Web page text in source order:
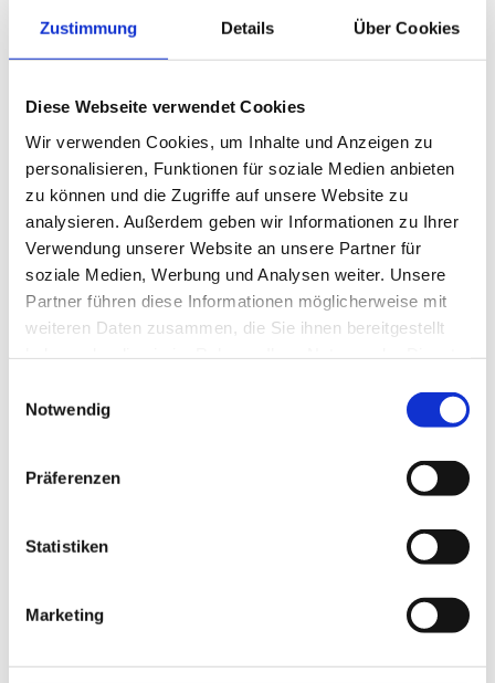
Zustimmung Details Über Cookies
Diese Webseite verwendet Cookies
Wir verwenden Cookies, um Inhalte und Anzeigen zu
personalisieren, Funktionen für soziale Medien anbieten
zu können und die Zugriffe auf unsere Website zu
analysieren. Außerdem geben wir Informationen zu Ihrer
Verwendung unserer Website an unsere Partner für
soziale Medien, Werbung und Analysen weiter. Unsere
Partner führen diese Informationen möglicherweise mit
weiteren Daten zusammen, die Sie ihnen bereitgestellt
Notwendig
Präferenzen
Statistiken
Marketing
Preise und Verfügbarkeit sehen unsere
Beschreibung Lagerung und Verpackung
Beschreibung
im Kanister erhältlich
Dosierung: 5–8 kg in 100 kg Lake bei 20 % Einspritzung
Lagerung und Verpackung
Beliebte Produkte